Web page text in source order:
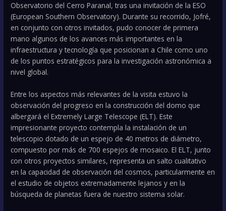
Observatorio del Cerro Paranal, tras una invitación de la ESO
(European Southern Observatory). Durante su recorrido, Jofré,
en conjunto con otros invitados, pudo conocer de primera
mano algunos de los avances más importantes en la
infraestructura y tecnología que posicionan a Chile como uno
de los puntos estratégicos para la investigación astronómica a
nivel global.
Entre los aspectos más relevantes de la visita estuvo la
observación del progreso en la construcción del domo que
albergará el Extremely Large Telescope (ELT). Este
impresionante proyecto contempla la instalación de un
telescopio dotado de un espejo de 40 metros de diámetro,
compuesto por más de 700 espejos de mosaico. El ELT, junto
con otros proyectos similares, representa un salto cualitativo
en la capacidad de observación del cosmos, particularmente en
el estudio de objetos extremadamente lejanos y en la
búsqueda de planetas fuera de nuestro sistema solar.